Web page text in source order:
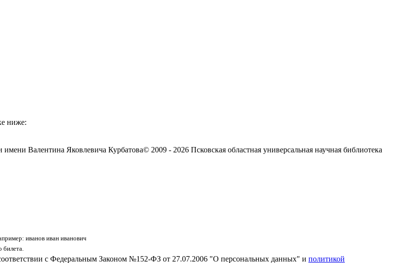
ниже:
Валентина Яковлевича Курбатова© 2009 - 2026 Псковская областная универсальная научная библиотека
иванов иван иванович
билета.
с Федеральным Законом №152-ФЗ от 27.07.2006 "О персональных данных" и политикой